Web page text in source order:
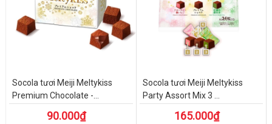
Socola tươi Meiji Meltykiss
Premium Chocolate -...
90.000₫
Socola tươi Meiji Meltykiss
Party Assort Mix 3 ...
165.000₫